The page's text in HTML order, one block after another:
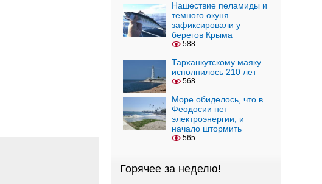
Нашествие пеламиды и
темного окуня
зафиксировали у
берегов Крыма
588
Тарханкутскому маяку
исполнилось 210 лет
568
Море обиделось, что в
Феодосии нет
электроэнергии, и
начало штормить
565
Горячее за неделю!